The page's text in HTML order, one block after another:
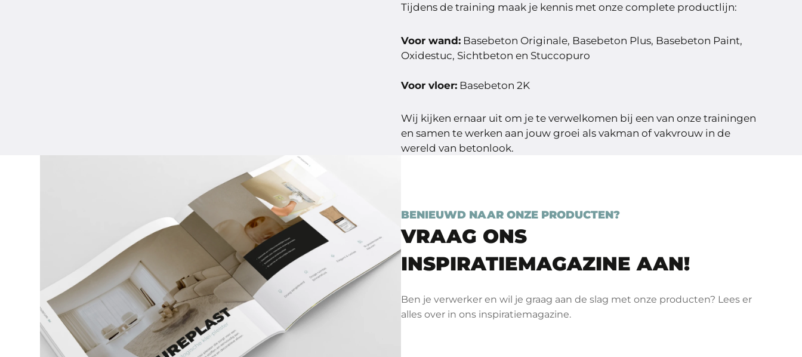
Tijdens de training maak je kennis met onze complete productlijn:
Voor wand:Basebeton Originale, Basebeton Plus, Basebeton Paint,
Oxidestuc, Sichtbeton en Stuccopuro
Voor vloer:Basebeton 2K
Wij kijken ernaar uit om je te verwelkomen bij een van onze trainingen
en samen te werken aan jouw groei als vakman of vakvrouw in de
wereld van betonlook.
BENIEUWD NAAR ONZE PRODUCTEN?
VRAAG ONS
INSPIRATIEMAGAZINE AAN!
Ben je verwerker en wil je graag aan de slag met onze producten? Lees er
alles over in ons inspiratiemagazine.